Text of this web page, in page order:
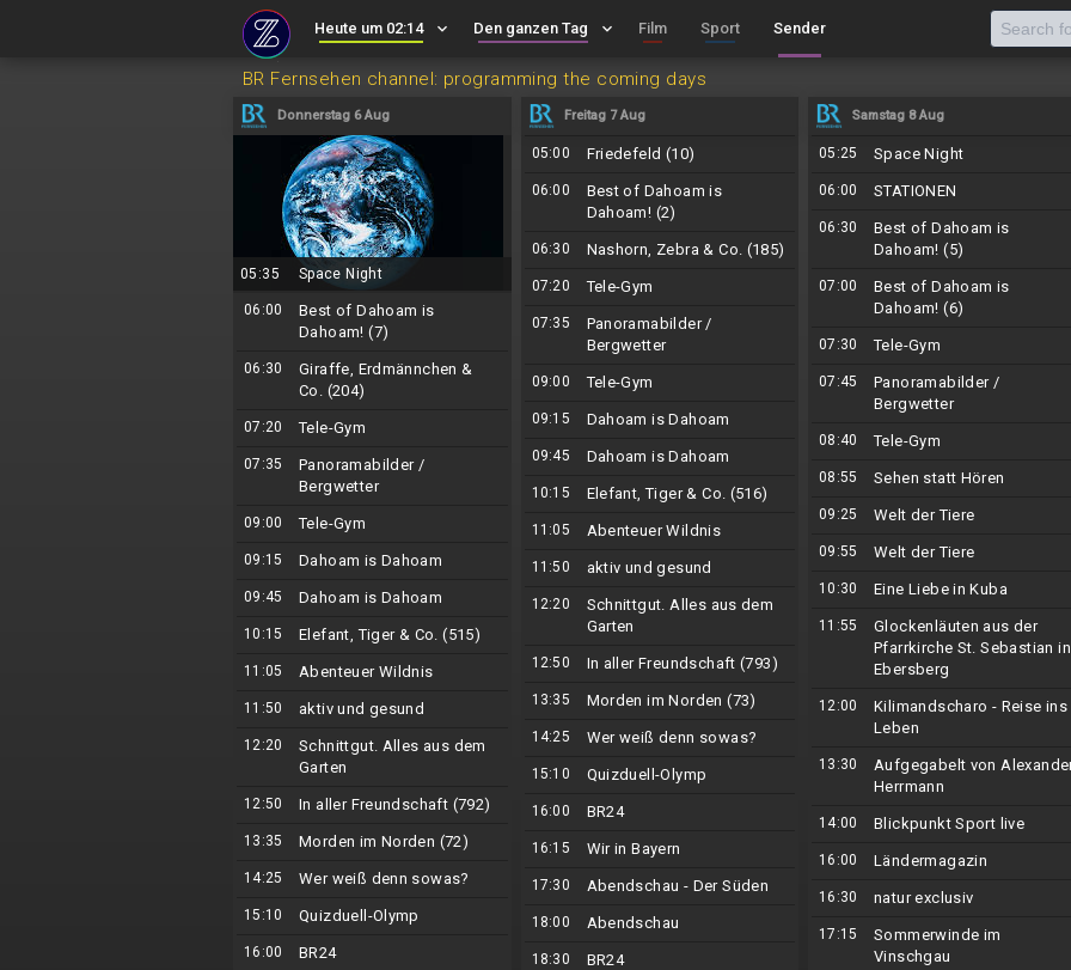
Heute um 02:14 keyboard_arrow_down Den ganzen Tag keyboard_arrow_down Film Sport Sender
BR Fernsehen channel: programming the coming days
Donnerstag 6 Aug
05:35 Space Night
06:00
Best of Dahoam is
Dahoam! (7)
06:30
Giraffe, Erdmännchen &
Co. (204)
07:20 Tele-Gym
07:35
Panoramabilder /
Bergwetter
09:00 Tele-Gym
09:15 Dahoam is Dahoam
09:45 Dahoam is Dahoam
10:15 Elefant, Tiger & Co. (515)
11:05 Abenteuer Wildnis
11:50 aktiv und gesund
12:20
Schnittgut. Alles aus dem
Garten
12:50 In aller Freundschaft (792)
13:35 Morden im Norden (72)
14:25 Wer weiß denn sowas?
15:10 Quizduell-Olymp
16:00 BR24
Freitag 7 Aug
05:00 Friedefeld (10)
06:00
Best of Dahoam is
Dahoam! (2)
06:30 Nashorn, Zebra & Co. (185)
07:20 Tele-Gym
07:35
Panoramabilder /
Bergwetter
09:00 Tele-Gym
09:15 Dahoam is Dahoam
09:45 Dahoam is Dahoam
10:15 Elefant, Tiger & Co. (516)
11:05 Abenteuer Wildnis
11:50 aktiv und gesund
12:20
Schnittgut. Alles aus dem
Garten
12:50 In aller Freundschaft (793)
13:35 Morden im Norden (73)
14:25 Wer weiß denn sowas?
15:10 Quizduell-Olymp
16:00 BR24
16:15 Wir in Bayern
17:30 Abendschau - Der Süden
18:00 Abendschau
18:30 BR24
Samstag 8 Aug
05:25 Space Night
06:00 STATIONEN
06:30
Best of Dahoam is
Dahoam! (5)
07:00
Best of Dahoam is
Dahoam! (6)
07:30 Tele-Gym
07:45
Panoramabilder /
Bergwetter
08:40 Tele-Gym
08:55 Sehen statt Hören
09:25 Welt der Tiere
09:55 Welt der Tiere
10:30 Eine Liebe in Kuba
11:55
Glockenläuten aus der
Pfarrkirche St. Sebastian in
Ebersberg
12:00
Kilimandscharo - Reise ins
Leben
13:30
Aufgegabelt von
Herrmann
14:00 Blickpunkt Sport live
16:00 Ländermagazin
16:30 natur exclusiv
17:15
Sommerwinde im
Vinschgau